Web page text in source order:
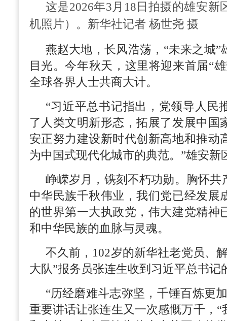
这是2026年3月18日拍摄的雄安新
机照片）。新华社记者 杨世尧 摄
燕赵大地，长风浩荡，“未来之城
目光。今年秋天，这里将迎来首届“
全球各界人士共商大计。
“习近平总书记指出，党领导人民
了人类文明新形态，拓展了发展中国
安正努力建设新时代创新高地和推动
为中国式现代化城市的典范。”雄安新
峥嵘岁月，镌刻不朽功勋。胸怀共
中华民族千秋伟业，我们党已经发展
的世界第一大执政党，伟大建党精神
和中华民族的血脉与灵魂。
不久前，102岁的新华社老党员、
大队”报务员张连生收到习近平总书记
“历经磨难斗志弥坚，千锤百炼更
重要讲话让张连生又一次感慨万千，